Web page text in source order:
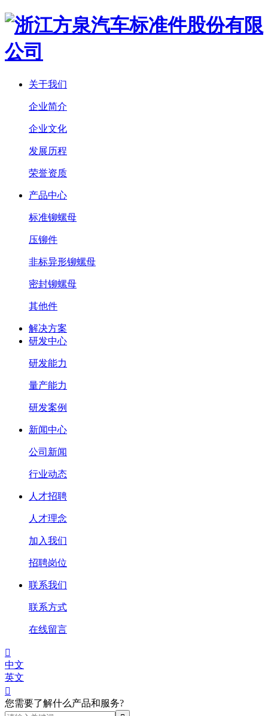
关于我们
企业简介
企业文化
发展历程
荣誉资质
产品中心
标准铆螺母
压铆件
非标异形铆螺母
密封铆螺母
其他件
解决方案
研发中心
研发能力
量产能力
研发案例
新闻中心
公司新闻
行业动态
人才招聘
人才理念
加入我们
招聘岗位
联系我们
联系方式
在线留言

中文
英文

您需要了解什么产品和服务?